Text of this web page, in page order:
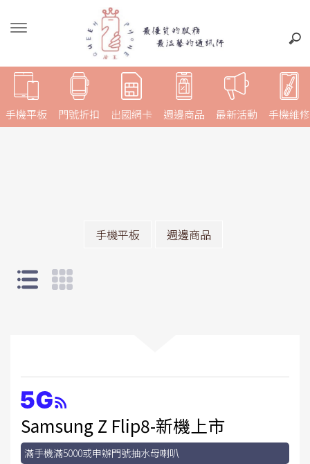
手機平板 門號折扣 週邊商品 最新活動 手機維修
出國網卡
手機平板 週邊商品
Samsung Z Flip8-新機上市
滿手機滿5000或申辦門號抽水母喇叭